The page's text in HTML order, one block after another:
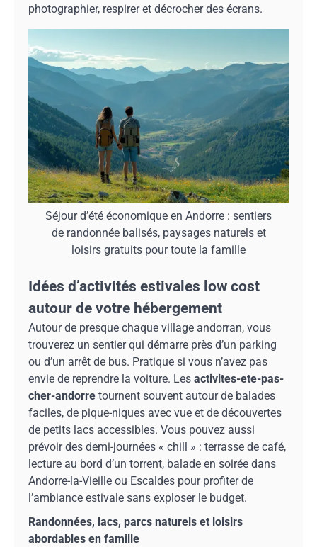
photographier, respirer et décrocher des écrans.
Séjour d’été économique en Andorre : sentiers
de randonnée balisés, paysages naturels et
loisirs gratuits pour toute la famille
Idées d’activités estivales low cost
autour de votre hébergement
Autour de presque chaque village andorran, vous
trouverez un sentier qui démarre près d’un parking
ou d’un arrêt de bus. Pratique si vous n’avez pas
envie de reprendre la voiture. Les activites-ete-pas-
cher-andorre tournent souvent autour de balades
faciles, de pique-niques avec vue et de découvertes
de petits lacs accessibles. Vous pouvez aussi
prévoir des demi-journées « chill » : terrasse de café,
lecture au bord d’un torrent, balade en soirée dans
Andorre-la-Vieille ou Escaldes pour profiter de
l’ambiance estivale sans exploser le budget.
Randonnées, lacs, parcs naturels et loisirs
abordables en famille